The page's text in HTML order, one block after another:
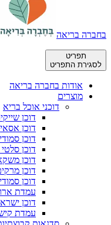
בחברה בריאה
תפריט
לסגירת התפריט
אודות בחברה בריאה
מוצרים
דוכני אוכל בריא
דוכן
דוכן אסאי
דוכן
דוכן
דוכן
דוכן
דוכן
עמדת
דוכן
עמדת